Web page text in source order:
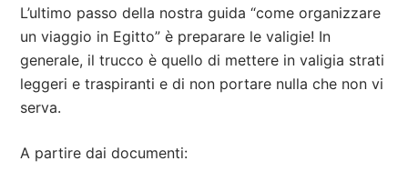
L’ultimo passo della nostra guida “come organizzare
un viaggio in Egitto” è preparare le valigie! In
generale, il trucco è quello di mettere in valigia strati
leggeri e traspiranti e di non portare nulla che non vi
serva.
A partire dai documenti: